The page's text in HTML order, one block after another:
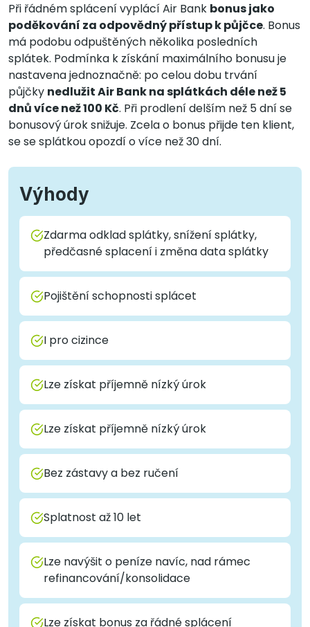
Při řádném splácení vyplácí Air Bank bonus jako
poděkování za odpovědný přístup k půjčce. Bonus
má podobu odpuštěných několika posledních
splátek. Podmínka k získání maximálního bonusu je
nastavena jednoznačně: po celou dobu trvání
půjčky nedlužit Air Bank na splátkách déle než 5
dnů více než 100 Kč. Při prodlení delším než 5 dní se
bonusový úrok snižuje. Zcela o bonus přijde ten klient,
se se splátkou opozdí o více než 30 dní.
Výhody
Zdarma odklad splátky, snížení splátky,
předčasné splacení i změna data splátky
Pojištění schopnosti splácet
I pro cizince
Lze získat příjemně nízký úrok
Lze získat příjemně nízký úrok
Bez zástavy a bez ručení
Splatnost až 10 let
Lze navýšit o peníze navíc, nad rámec
refinancování/konsolidace
Lze získat bonus za řádné splácení